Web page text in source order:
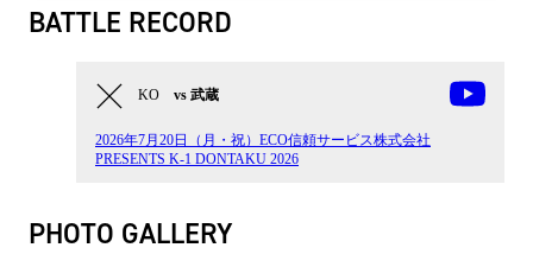
BATTLE RECORD
KO vs 武蔵
2026年7月20日（月・祝）ECO信頼サービス株式会社
PRESENTS K-1 DONTAKU 2026
PHOTO GALLERY